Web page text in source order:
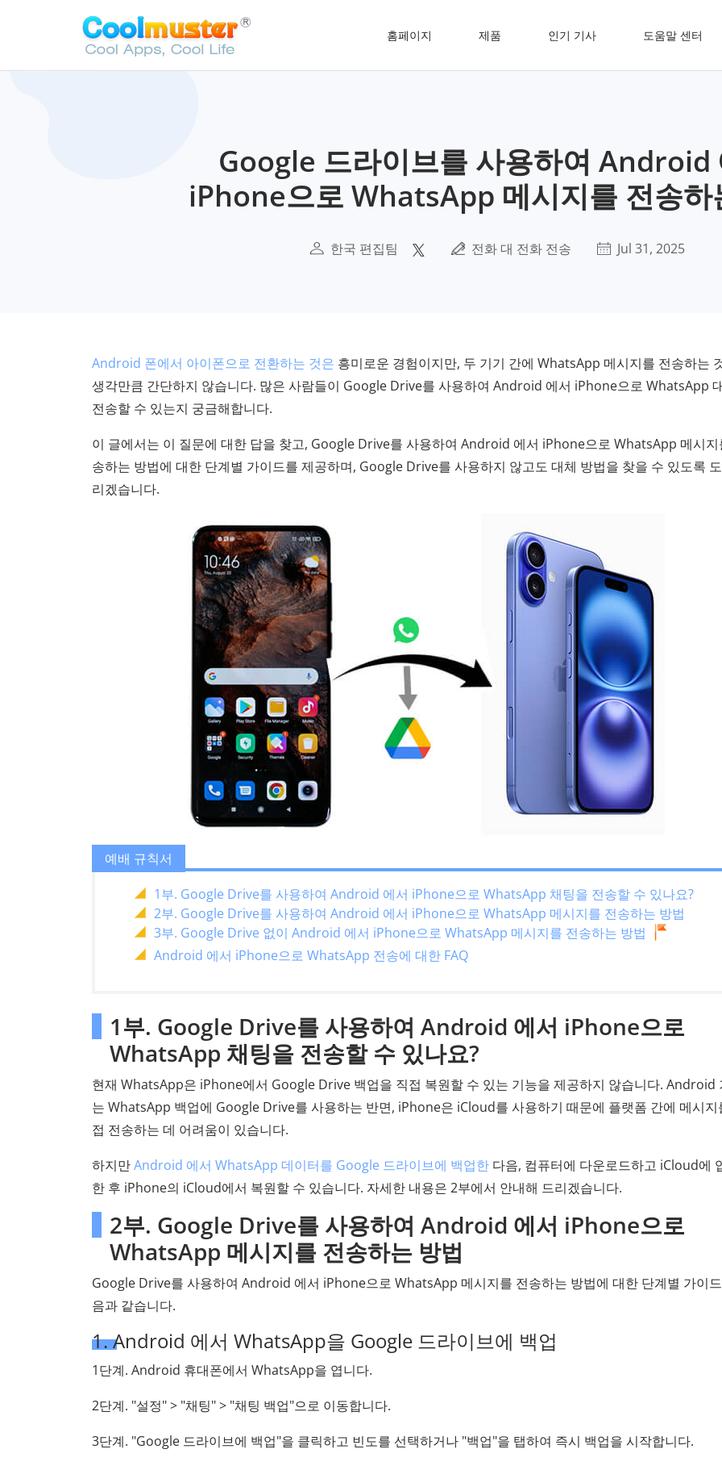
홈페이지 제품 인기 기사 도움말 센터
Google 드라이브를 사용하여 Android
iPhone으로 WhatsApp 메시지를 전송하
한국 편집팀 전화 대 전화 전송 Jul 31, 2025
Android 폰에서 아이폰으로 전환하는 것은 흥미로운 경험이지만, 두 기기 간에 WhatsApp 메시지를 전송하는
생각만큼 간단하지 않습니다. 많은 사람들이 Google Drive를 사용하여 Android 에서 iPhone으로 WhatsApp
전송할 수 있는지 궁금해합니다.
이 글에서는 이 질문에 대한 답을 찾고, Google Drive를 사용하여 Android 에서 iPhone으로 WhatsApp 메시지
송하는 방법에 대한 단계별 가이드를 제공하며, Google Drive를 사용하지 않고도 대체 방법을 찾을 수 있도록
리겠습니다.
예배 규칙서
1부. Google Drive를 사용하여 Android 에서 iPhone으로 WhatsApp 채팅을 전송할 수 있나요?
2부. Google Drive를 사용하여 Android 에서 iPhone으로 WhatsApp 메시지를 전송하는 방법
3부. Google Drive 없이 Android 에서 iPhone으로 WhatsApp 메시지를 전송하는 방법
Android 에서 iPhone으로 WhatsApp 전송에 대한 FAQ
1부. Google Drive를 사용하여 Android 에서 iPhone으로
WhatsApp 채팅을 전송할 수 있나요?
현재 WhatsApp은 iPhone에서 Google Drive 백업을 직접 복원할 수 있는 기능을 제공하지 않습니다. Android
는 WhatsApp 백업에 Google Drive를 사용하는 반면, iPhone은 iCloud를 사용하기 때문에 플랫폼 간에 메시지
접 전송하는 데 어려움이 있습니다.
하지만Android 에서 WhatsApp 데이터를 Google 드라이브에 백업한 다음, 컴퓨터에 다운로드하고 iCloud에
한 후 iPhone의 iCloud에서 복원할 수 있습니다. 자세한 내용은 2부에서 안내해 드리겠습니다.
2부. Google Drive를 사용하여 Android 에서 iPhone으로
WhatsApp 메시지를 전송하는 방법
Google Drive를 사용하여 Android 에서 iPhone으로 WhatsApp 메시지를 전송하는 방법에 대한 단계별 가이
음과 같습니다.
1. Android 에서 WhatsApp을 Google 드라이브에 백업
1단계. Android 휴대폰에서 WhatsApp을 엽니다.
2단계. "설정" > "채팅" > "채팅 백업"으로 이동합니다.
3단계. "Google 드라이브에 백업"을 클릭하고 빈도를 선택하거나 "백업"을 탭하여 즉시 백업을 시작합니다.